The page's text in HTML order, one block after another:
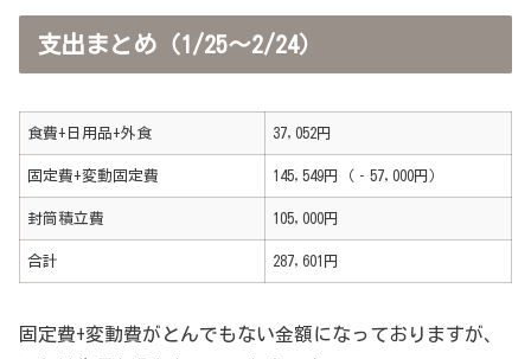
支出まとめ（1/25～2/24）
食費+日用品+外食 37,052円
固定費+変動固定費 145,549円（‐57,000円）
封筒積立費 105,000円
合計 287,601円
固定費+変動費がとんでもない金額になっておりますが、